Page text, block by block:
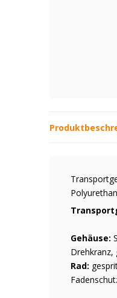
Gehäuse:
Drehkranz,
Rad: